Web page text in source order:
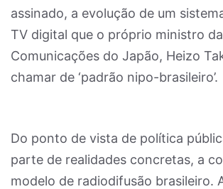
assinado, a evolução de um
TV digital que o próprio ministro
Comunicações do Japão, Heizo
chamar de ‘padrão nipo-brasileiro’.
Do ponto de vista de política
parte de realidades concretas, a
modelo de radiodifusão brasileiro.